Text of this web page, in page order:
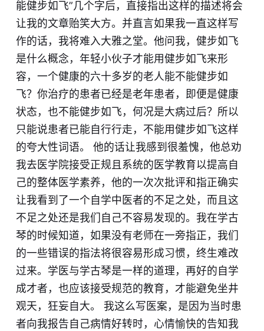
能健步如飞”几个字后，直接指出这样的描述将会
让我的文章贻笑大方。并直言如果我一直这样写
作的话，我将难入大雅之堂。他问我，健步如飞
是什么概念，年轻小伙子才能用健步如飞来形
容，一个健康的六十多岁的老人能不能健步如
飞？你治疗的患者已经是老年患者，即便是健康
状态，也不能健步如飞，何况是大病过后？所以
只能说患者已能自行行走，不能用健步如飞这样
的夸大性词语。 他的话让我感到很羞愧，他总劝
我去医学院接受正规且系统的医学教育以提高自
己的整体医学素养，他的一次次批评和指正确实
让我看到了一个自学中医者的不足之处，而且这
不足之处还是我们自己不容易发现的。我在学古
琴的时候知道，如果没有老师在一旁指正，我们
的一些错误的指法将很容易形成习惯，终生难改
过来。学医与学古琴是一样的道理，再好的自学
成才者，也应该接受规范的教育，才能避免坐井
观天，狂妄自大。 我这么写医案，是因为当时患
者向我报告自己病情好转时，心情愉快的告知我